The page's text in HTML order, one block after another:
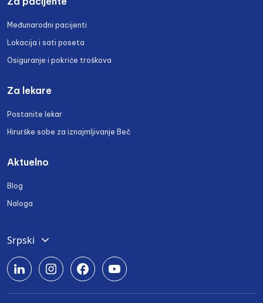
Međunarodni pacijenti
Lokacija i sati poseta
Osiguranje i pokriće troškova
Za lekare
Postanite lekar
Hirurške sobe za iznajmljivanje Beč
Aktuelno
Blog
Naloga
Srpski
Deutsch
English
Română